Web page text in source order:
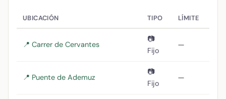
UBICACIÓN TIPO LÍMITE
📍 Carrer de Cervantes
📷
Fijo
—
📍 Puente de Ademuz
📷
Fijo
—